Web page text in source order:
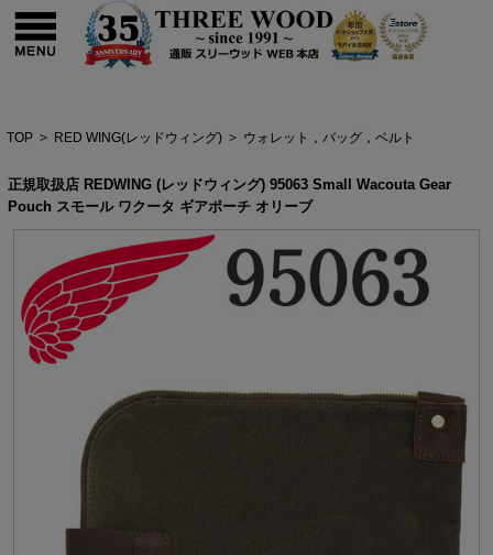
TOP > RED WING(レッドウィング) > ウォレット，バッグ，ベルト
正規取扱店 REDWING (レッドウィング) 95063 Small Wacouta Gear
Pouch スモール ワクータ ギアポーチ オリーブ